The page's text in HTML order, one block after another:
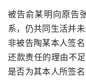
被告俞某明向原告
系，仍共同生活并
非被告陶某本人签
还款责任的理由不
是否为其本人所签